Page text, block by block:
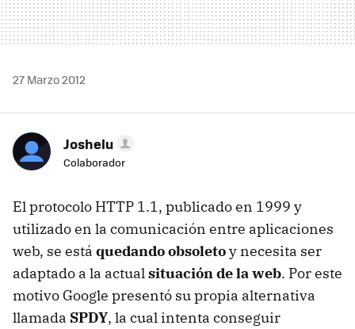
27 Marzo 2012
Joshelu
Colaborador
El protocolo HTTP 1.1, publicado en 1999 y
utilizado en la comunicación entre aplicaciones
web, se está quedando obsoletoy necesita ser
adaptado a la actualsituación de la web. Por este
motivo Google presentó su propia alternativa
llamada SPDY, la cual intenta conseguir